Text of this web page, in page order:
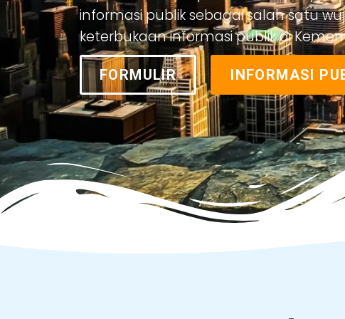
informasi publik sebagai salah satu
keterbukaan informasi publik di
FORMULIR INFORMASI